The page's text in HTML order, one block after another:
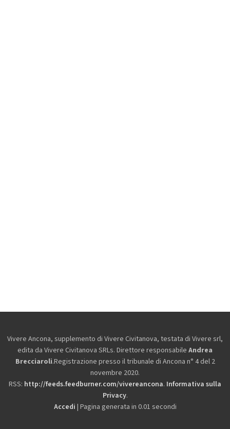
Vivere Ancona, supplemento di Vivere Civitanova, testata di Vivere srl,
edita da Vivere Civitanova SRLs. Direttore responsabile Andrea
Brecciaroli.Registrazione presso il tribunale di Ancona n° 4 del 2
novembre 2020.
RSS: http://feeds.feedburner.com/vivereancona. Informativa sulla
Privacy.
Accedi | Pagina generata in 0.01 secondi